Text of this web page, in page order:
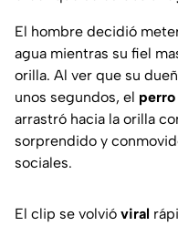
El hombre decidió
agua mientras su fiel
orilla. Al ver que su
unos segundos, el perro
arrastró hacia la orilla
sorprendido y
sociales.
El clip se volvió viral